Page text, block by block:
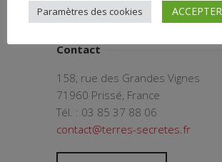
durable.
Contact
158, rue des Grandes Vignes
71960 Prissé, France
Tél. : 03 85 37 88 06
contact@terres-secretes.fr
Paramètres des cookies ACCEPTER